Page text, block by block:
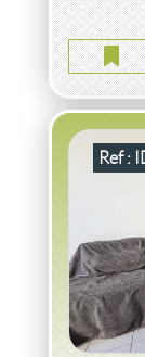
Ref :